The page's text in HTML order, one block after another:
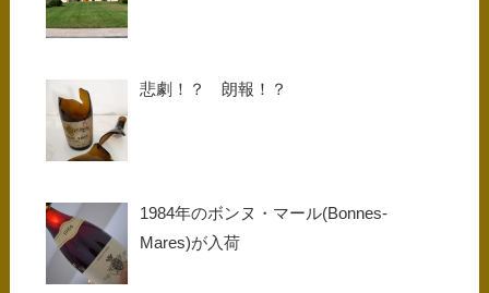
悲劇！？ 朗報！？
1984年のボンヌ・マール(Bonnes-
Mares)が入荷